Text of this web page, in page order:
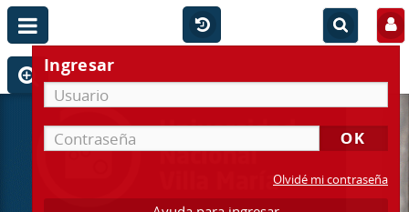
Ingresar
Olvidé mi contraseña